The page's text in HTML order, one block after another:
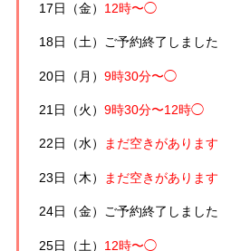
17日（金） 12時〜◯
18日（土） ご予約終了しました
20日（月） 9時30分〜◯
21日（火） 9時30分〜12時◯
22日（水） まだ空きがあります
23日（木） まだ空きがあります
24日（金） ご予約終了しました
25日（土） 12時〜◯